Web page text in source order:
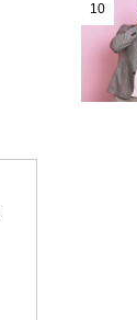
10